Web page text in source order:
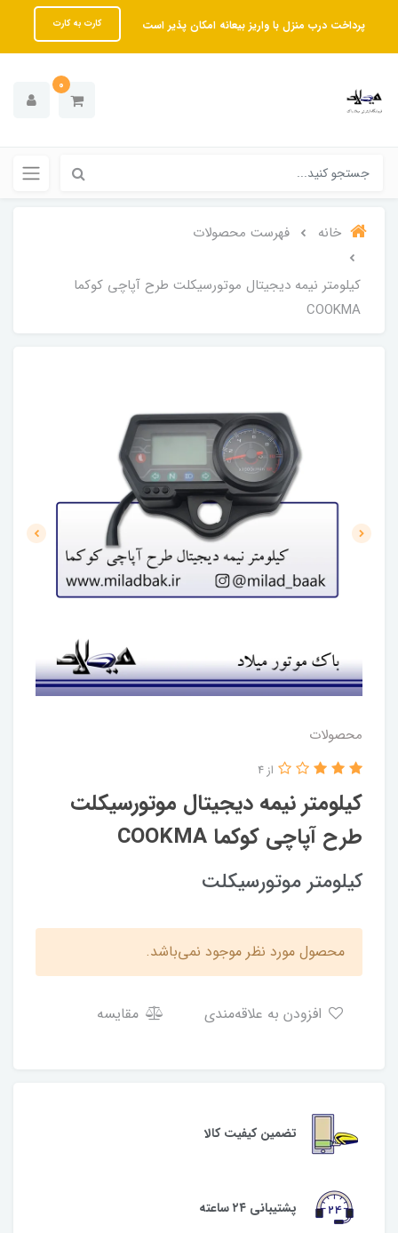
پرداخت درب منزل با واریز بیعانه امکان پذیر است کارت به کارت
0
خانه فهرست محصولات
کیلومتر نیمه دیجیتال موتورسیکلت طرح آپاچی کوکما
COOKMA
محصولات
کیلومتر نیمه دیجیتال موتورسیکلت
طرح آپاچی کوکما COOKMA
از 4
کیلومتر موتورسیکلت
محصول مورد نظر موجود نمی‌باشد.
مقایسه
تضمین کیفیت کالا
پشتیبانی ۲۴ ساعته